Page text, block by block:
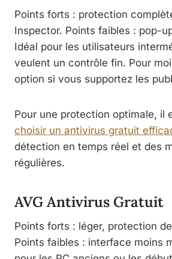
Points forts : protection
Inspector. Points faibles : pop-
Idéal pour les utilisateurs
veulent un contrôle fin. Pour
option si vous supportez les
Pour une protection optimale, il
choisir un antivirus gratuit
détection en temps réel et des
régulières.
AVG Antivirus Gratuit
Points forts : léger, protection
Points faibles : interface moins